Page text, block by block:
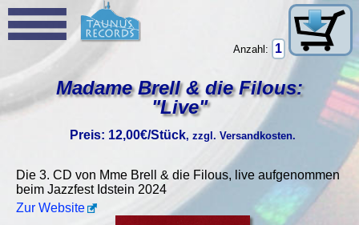
Madame Brell & die Filous:
"Live"
Preis: 12,00€/Stück, zzgl. Versandkosten.
Anzahl:
Die 3. CD von Mme Brell & die Filous, live aufgenommen
beim Jazzfest Idstein 2024
Zur Website